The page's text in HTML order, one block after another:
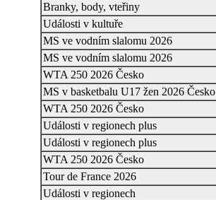
Branky, body, vteřiny
Události v kultuře
MS ve vodním slalomu 2026
MS ve vodním slalomu 2026
WTA 250 2026 Česko
MS v basketbalu U17 žen 2026 Česko
WTA 250 2026 Česko
Události v regionech plus
Události v regionech plus
WTA 250 2026 Česko
Tour de France 2026
Události v regionech